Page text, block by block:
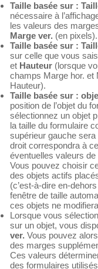
Taille basée sur :
nécessaire à
les valeurs des
Marge ver. (en pixels).
Taille basée sur :
sur celle que vous
et Hauteur (lorsque
champs Marge hor. et
Hauteur).
Taille basée sur :
position de l’objet du
sélectionnez un objet
la taille du formulaire
supérieur gauche sera
droit correspondra à
éventuelles valeurs
Vous pouvez choisir
des objets actifs
(c’est-à-dire en-
fenêtre de taille
ces objets ne
Lorsque vous
sur un objet, vous
ver. Vous pouvez
des marges
Ces valeurs
des formulaires utilisés